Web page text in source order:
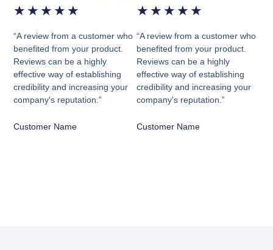
★ ★ ★ ★ ★
“A review from a customer who
benefited from your product.
Reviews can be a highly
effective way of establishing
credibility and increasing your
company's reputation.”
Customer Name
★ ★ ★ ★ ★
“A review from a customer who
benefited from your product.
Reviews can be a highly
effective way of establishing
credibility and increasing your
company's reputation.”
Customer Name